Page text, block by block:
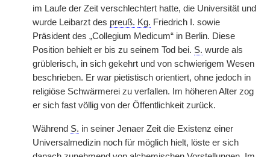
im Laufe der Zeit verschlechtert hatte, die Universität und
wurde Leibarzt des preuß. Kg. Friedrich I. sowie
Präsident des „Collegium Medicum“ in Berlin. Diese
Position behielt er bis zu seinem Tod bei. S. wurde als
grüblerisch, in sich gekehrt und von schwierigem Wesen
beschrieben. Er war pietistisch orientiert, ohne jedoch in
religiöse Schwärmerei zu verfallen. Im höheren Alter zog
er sich fast völlig von der Öffentlichkeit zurück.
Während S. in seiner Jenaer Zeit die Existenz einer
Universalmedizin noch für möglich hielt, löste er sich